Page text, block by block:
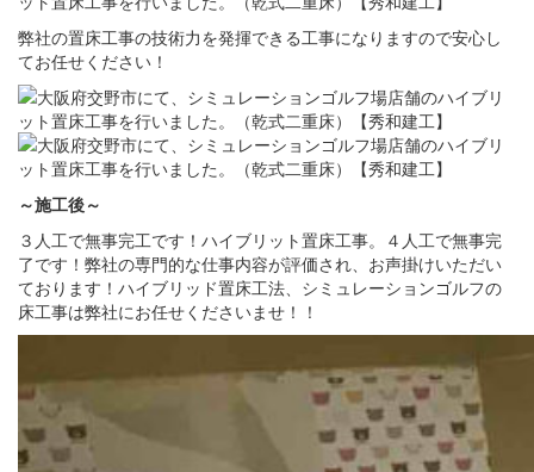
弊社の置床工事の技術力を発揮できる工事になりますので安心し
てお任せください！
～施工後～
３人工で無事完工です！ハイブリット置床工事。４人工で無事完
了です！弊社の専門的な仕事内容が評価され、お声掛けいただい
ております！ハイブリッド置床工法、シミュレーションゴルフの
床工事は弊社にお任せくださいませ！！